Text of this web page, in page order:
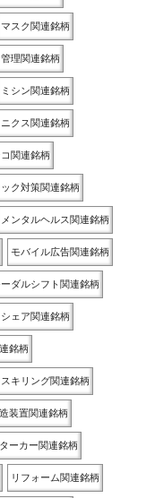
マスク関連銘柄
理関連銘柄
ミシン関連銘柄
ニクス関連銘柄
コ関連銘柄
ック対策関連銘柄
メンタルヘルス関連銘柄
モバイル広告関連銘柄
ダルシフト関連銘柄
ェア関連銘柄
銘柄
スキリング関連銘柄
装置関連銘柄
ーカー関連銘柄
リフォーム関連銘柄